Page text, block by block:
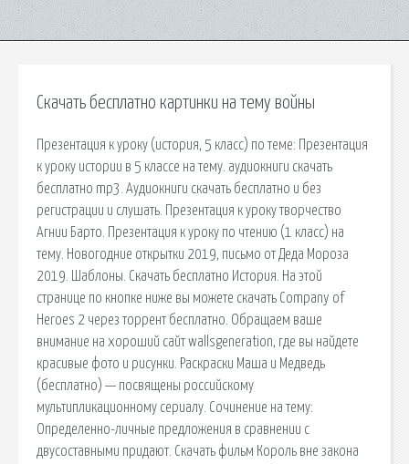
Скачать бесплатно картинки на тему войны
Презентация к уроку (история, 5 класс) по теме: Презентация
к уроку истории в 5 классе на тему. аудиокниги скачать
бесплатно mp3. Аудиокниги скачать бесплатно и без
регистрации и слушать. Презентация к уроку творчество
Агнии Барто. Презентация к уроку по чтению (1 класс) на
тему. Новогодние открытки 2019, письмо от Деда Мороза
2019. Шаблоны. Скачать бесплатно История. На этой
странице по кнопке ниже вы можете скачать Company of
Heroes 2 через торрент бесплатно. Обращаем ваше
внимание на хороший сайт wallsgeneration, где вы найдете
красивые фото и рисунки. Раскраски Маша и Медведь
(бесплатно) — посвящены российскому
мультипликационному сериалу. Сочинение на тему:
Определенно-личные предложения в сравнении с
двусоставными придают. Скачать фильм Король вне закона